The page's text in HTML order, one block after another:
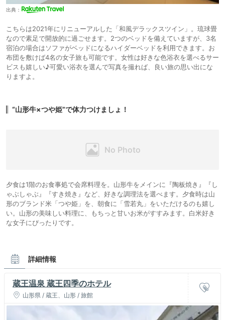
出典：
こちらは2021年にリニューアルした「和風デラックスツイン」。琉球畳
なので素足で開放的に過ごせます。2つのベッドを備えていますが、3名
宿泊の場合はソファがベッドになるハイダーベッドを利用できます。お
布団を敷けば4名の女子旅も可能です。女性は好きな色浴衣を選べるサー
ビスも嬉しい♪可愛い浴衣を選んで写真を撮れば、良い旅の思い出にな
りますよ。
“山形牛×つや姫”で体力つけましょ！
夕食は1階のお食事処で会席料理を。山形牛をメインに『陶板焼き』『し
ゃぶしゃぶ』『すき焼き』など、好きな調理法を選べます。夕食時は山
形のブランド米「つや姫」を、朝食に「雪若丸」をいただけるのも嬉し
い。山形の美味しい料理に、もちっと甘いお米がすすみます。白米好き
な女子にぴったりです。
詳細情報
蔵王温泉 蔵王四季のホテル
山形県 / 蔵王、山形 / 旅館